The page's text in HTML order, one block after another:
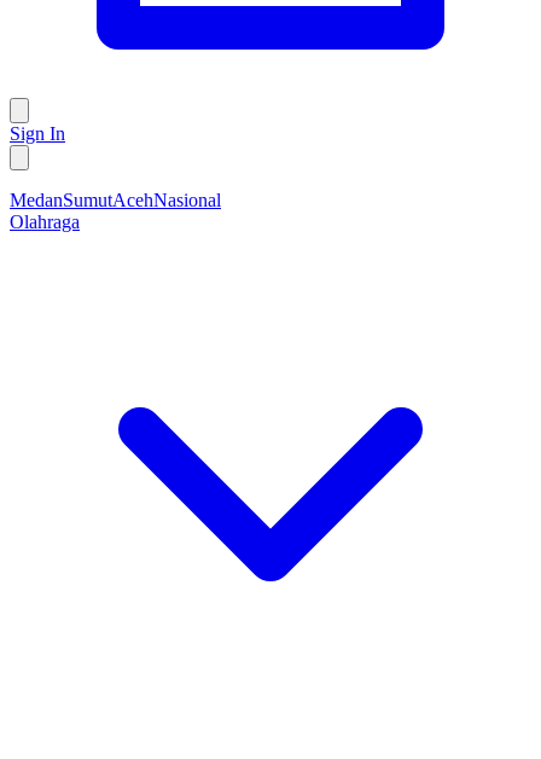
Sign In
MedanSumutAcehNasional
Olahraga